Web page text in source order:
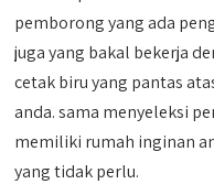
pemborong yang ada
juga yang bakal bekerja
cetak biru yang pantas
anda. sama menyeleksi
memiliki rumah inginan
yang tidak perlu.